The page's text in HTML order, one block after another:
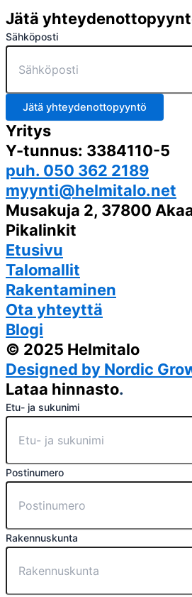
Jätä
Sähköposti
Jätä yhteydenottopyyntö
Yritys
Y-tunnus: 3384110-5
puh. 050 362 2189
myynti@helmitalo.net
Musakuja 2, 37800
Pikalinkit
Etusivu
Talomallit
Rakentaminen
Ota yhteyttä
Blogi
© 2025 Helmitalo
Designed by Nordic
Lataa hinnasto.
Etu- ja sukunimi
Postinumero
Rakennuskunta